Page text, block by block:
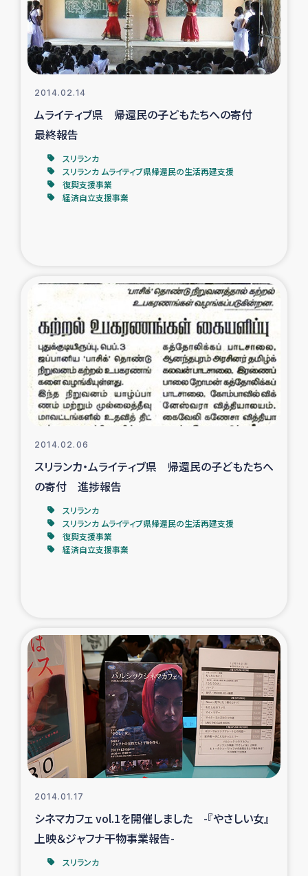
レバノンでのシリア難民への食糧・越冬支援
レバノンにおける緊急支援
レバノンでのシリア難民・レバノン人への農業支援
海外ルーツの市民との共生
復興応援隊の活動
仮設住宅生活支援・農業復興支援
漁業復興支援
インターン・ボランティア日誌
経済自立支援事業
居場所づくり
ガザ地区における羊の畜産支援
ガザ地区酪農を通した女性グループの生計支援
ふりかけ普及と食生活改善による栄養改善事業
フェアトレード事業
緊急支援事業
女性の生計向上を通じた子どもの栄養改善事業
民際教育
2014.02.14
ムライティブ県 帰還民の子どもたちへの寄付
最終報告
スリランカ
スリランカ ムライティブ県帰還民の生活再建支援
復興支援事業
経済自立支援事業
2014.02.06
スリランカ・ムライティブ県 帰還民の子どもたちへ
の寄付 進捗報告
スリランカ
スリランカ ムライティブ県帰還民の生活再建支援
復興支援事業
経済自立支援事業
2014.01.17
シネマカフェ vol.1を開催しました -『やさしい女』
上映＆ジャフナ干物事業報告-
スリランカ